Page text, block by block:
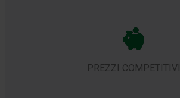
PREZZI COMPETITIVI